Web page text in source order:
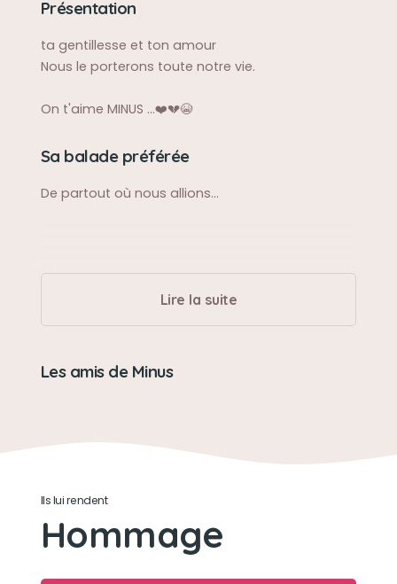
Présentation
ta gentillesse et ton amour
Nous le porterons toute notre vie.
On t'aime MINUS ...❤️💔😭
Sa balade préférée
De partout où nous allions...
Lire la suite
Les amis de Minus
Ils lui rendent
Hommage